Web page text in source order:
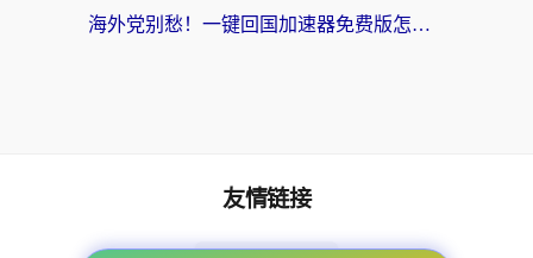
海外党别愁！一键回国加速器免费版怎么选？从踩坑到流畅访问的全攻略
友情链接